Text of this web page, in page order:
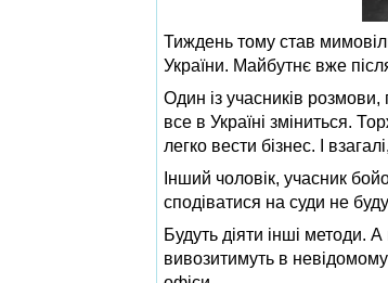
Тиждень тому став
України. Майбутнє вже
Один із учасників
все в Україні зміниться.
легко вести бізнес. І
Інший чоловік, учасник
сподіватися на суди не
Будуть діяти інші методи.
вивозитимуть в